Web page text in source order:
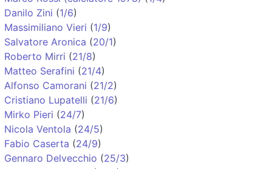
Danilo Zini (1/6)
Massimiliano Vieri (1/9)
Salvatore Aronica (20/1)
Roberto Mirri (21/8)
Matteo Serafini (21/4)
Alfonso Camorani (21/2)
Cristiano Lupatelli (21/6)
Mirko Pieri (24/7)
Nicola Ventola (24/5)
Fabio Caserta (24/9)
Gennaro Delvecchio (25/3)